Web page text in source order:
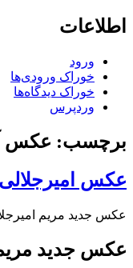
اطلاعات
ورود
خوراک ورودی‌ها
خوراک دیدگاه‌ها
وردپرس
برچسب: عکس
عکس
عکس جدید مریم
عکس جدید مریم